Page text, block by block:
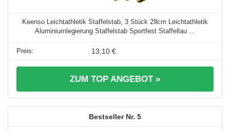
Keenso Leichtathletik Staffelstab, 3 Stück 29cm Leichtathletik
Aluminiumlegierung Staffelstab Sportfest Staffellau ...
13,10 €
ZUM TOP ANGEBOT »
5